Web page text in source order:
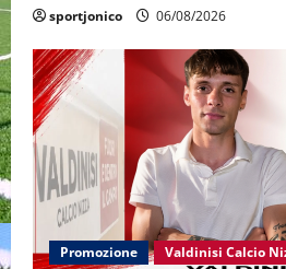
sportjonico 06/08/2026
Promozione Valdinisi Calcio